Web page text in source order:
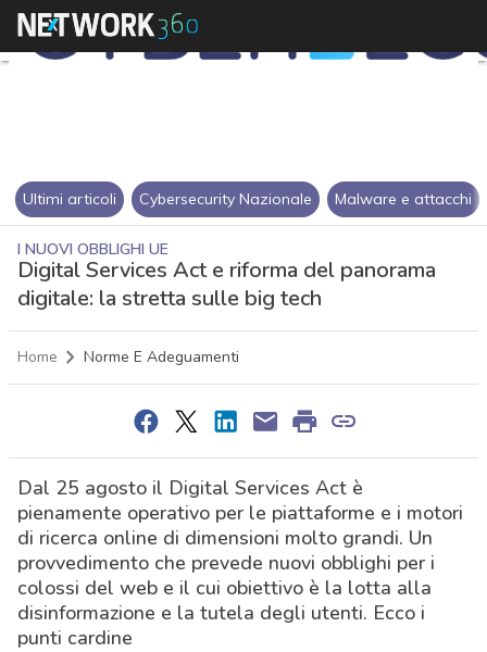
Ultimi articoli Cybersecurity Nazionale Malware e attacchi
I NUOVI OBBLIGHI UE
Digital Services Act e riforma del panorama
digitale: la stretta sulle big tech
Home Norme E Adeguamenti
Dal 25 agosto il Digital Services Act è
pienamente operativo per le piattaforme e i motori
di ricerca online di dimensioni molto grandi. Un
provvedimento che prevede nuovi obblighi per i
colossi del web e il cui obiettivo è la lotta alla
disinformazione e la tutela degli utenti. Ecco i
punti cardine